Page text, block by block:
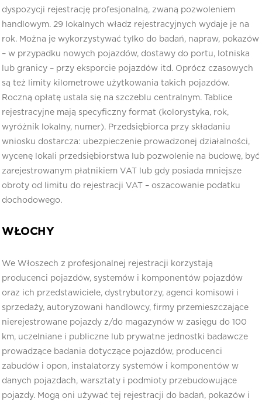
dyspozycji rejestrację profesjonalną, zwaną pozwoleniem
handlowym. 29 lokalnych władz rejestracyjnych wydaje je na
rok. Można je wykorzystywać tylko do badań, napraw, pokazów
– w przypadku nowych pojazdów, dostawy do portu, lotniska
lub granicy – przy eksporcie pojazdów itd. Oprócz czasowych
są też limity kilometrowe użytkowania takich pojazdów.
Roczną opłatę ustala się na szczeblu centralnym. Tablice
rejestracyjne mają specyficzny format (kolorystyka, rok,
wyróżnik lokalny, numer). Przedsiębiorca przy składaniu
wniosku dostarcza: ubezpieczenie prowadzonej działalności,
wycenę lokali przedsiębiorstwa lub pozwolenie na budowę, być
zarejestrowanym płatnikiem VAT lub gdy posiada mniejsze
obroty od limitu do rejestracji VAT – oszacowanie podatku
dochodowego.
WŁOCHY
We Włoszech z profesjonalnej rejestracji korzystają
producenci pojazdów, systemów i komponentów pojazdów
oraz ich przedstawiciele, dystrybutorzy, agenci komisowi i
sprzedaży, autoryzowani handlowcy, firmy przemieszczające
nierejestrowane pojazdy z/do magazynów w zasięgu do 100
km, uczelniane i publiczne lub prywatne jednostki badawcze
prowadzące badania dotyczące pojazdów, producenci
zabudów i opon, instalatorzy systemów i komponentów w
danych pojazdach, warsztaty i podmioty przebudowujące
pojazdy. Mogą oni używać tej rejestracji do badań, pokazów i